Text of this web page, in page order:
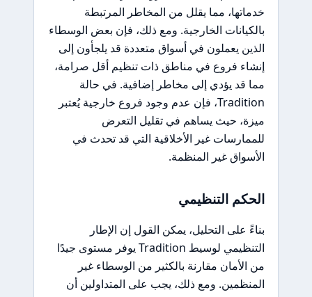
خدماتها، مما يقلل من المخاطر المرتبطة
بالكيانات الخارجية. ومع ذلك، فإن بعض الوسطاء
الذين يعملون في أسواق متعددة قد يلجأون إلى
إنشاء فروع في مناطق ذات تنظيم أقل صرامة،
مما قد يؤدي إلى مخاطر إضافية. في حالة
Tradition، فإن عدم وجود فروع خارجية يُعتبر
ميزة، حيث يساهم في تقليل التعرض
للممارسات غير الأخلاقية التي قد تحدث في
الأسواق غير المنظمة.
الحكم التنظيمي
بناءً على التحليل، يمكن القول إن الإطار
التنظيمي لوسيط Tradition يوفر مستوى جيدًا
من الأمان مقارنة بالكثير من الوسطاء غير
المنظمين. ومع ذلك، يجب على المتداولين أن